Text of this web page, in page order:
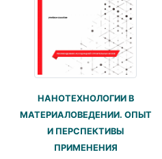
НАНОТЕХНОЛОГИИ В
МАТЕРИАЛОВЕДЕНИИ. ОПЫТ
И ПЕРСПЕКТИВЫ
ПРИМЕНЕНИЯ